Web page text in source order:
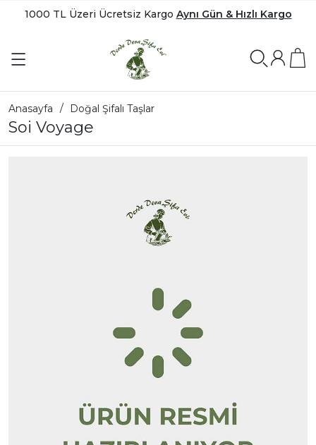
1000 TL Üzeri Ücretsiz Kargo Aynı Gün & Hızlı Kargo
Anasayfa Doğal Şifalı Taşlar
Soi Voyage